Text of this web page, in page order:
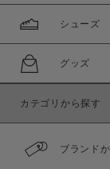
シューズ
グッズ
カテゴリから探す
ブランド